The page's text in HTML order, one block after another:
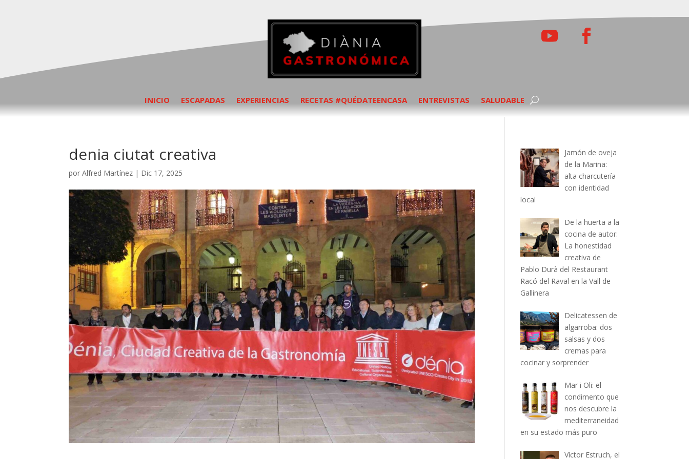
INICIO ESCAPADAS EXPERIENCIAS RECETAS #QUÉDATEENCASA ENTREVISTAS SALUDABLE
denia ciutat creativa
porAlfred Martínez | Dic 17, 2025
Jamón de oveja
de la Marina:
alta charcutería
con identidad
local
De la huerta a la
cocina de autor:
La honestidad
creativa de
Pablo Durà del Restaurant
Racó del Raval en la Vall de
Gallinera
Delicatessen de
algarroba: dos
salsas y dos
cremas para
cocinar y sorprender
Mar i Oli: el
condimento que
nos descubre la
mediterraneidad
en su estado más puro
Víctor Estruch, el